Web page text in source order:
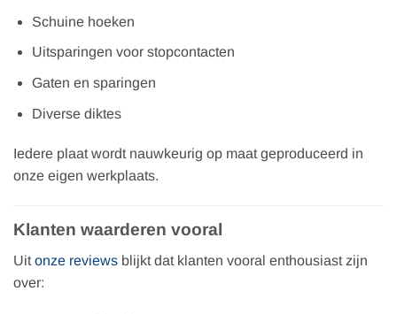
Schuine hoeken
Uitsparingen voor stopcontacten
Gaten en sparingen
Diverse diktes
Iedere plaat wordt nauwkeurig op maat geproduceerd in
onze eigen werkplaats.
Klanten waarderen vooral
Uit onze reviews blijkt dat klanten vooral enthousiast zijn
over: